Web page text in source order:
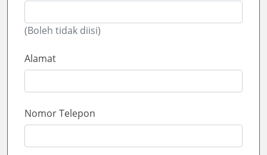
(Boleh tidak diisi)
Alamat
Nomor Telepon